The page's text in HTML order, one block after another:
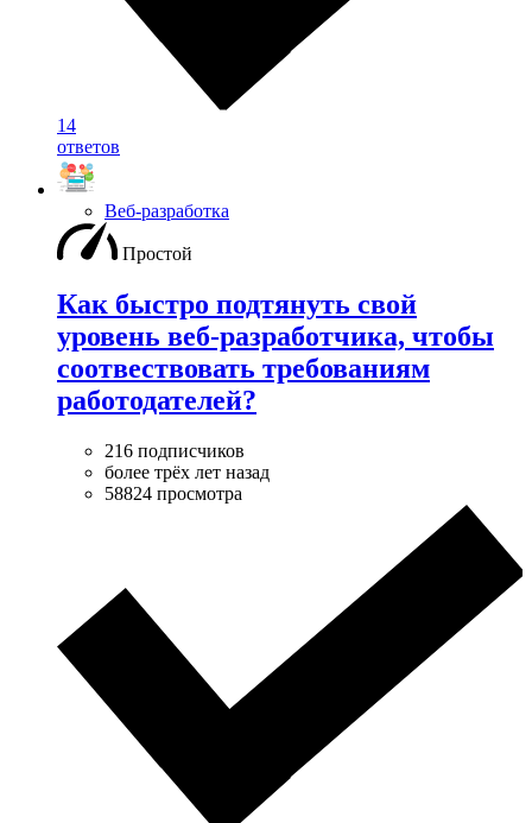
14
ответов
Веб-разработка
Простой
Как быстро подтянуть свой
уровень веб-разработчика, чтобы
соотвествовать требованиям
работодателей?
216 подписчиков
более трёх лет назад
58824 просмотра